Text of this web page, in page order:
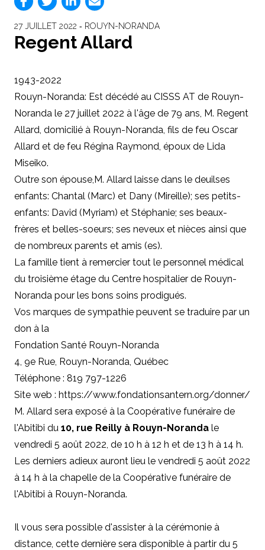
27 JUILLET 2022 ‐ ROUYN-NORANDA
Regent Allard
1943-2022
Rouyn-Noranda: Est décédé au CISSS AT de Rouyn-
Noranda le 27 juillet 2022 à l'âge de 79 ans, M. Regent
Allard, domicilié à Rouyn-Noranda, fils de feu Oscar
Allard et de feu Régina Raymond, époux de Lida
Miseiko.
Outre son épouse M. Allard laisse dans le deuilses
enfants: Chantal (Marc) et Dany (Mireille); ses petits-
enfants: David (Myriam) et Stéphanie; ses beaux-
frères et belles-soeurs; ses neveux et nièces ainsi que
de nombreux parents et amis (es).
La famille tient à remercier tout le personnel médical
du troisième étage du Centre hospitalier de Rouyn-
Noranda pour les bons soins prodigués.
Vos marques de sympathie peuvent se traduire par un
don à la
Fondation Santé Rouyn-Noranda
4, 9e Rue, Rouyn-Noranda, Québec
Téléphone : 819 797-1226
Site web : https://www.fondationsantern.org/donner/
M. Allard sera exposé à la Coopérative funéraire de
l'Abitibi du 10, rue Reilly à Rouyn-Noranda le
vendredi 5 août 2022, de 10 h à 12 h et de 13 h à 14 h.
Les derniers adieux auront lieu le vendredi 5 août 2022
à 14 h à la chapelle de la Coopérative funéraire de
l'Abitibi à Rouyn-Noranda.
Il vous sera possible d'assister à la cérémonie à
distance, cette dernière sera disponible à partir du 5